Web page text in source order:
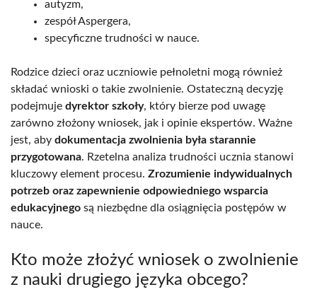
autyzm,
zespół Aspergera,
specyficzne trudności w nauce.
Rodzice dzieci oraz uczniowie pełnoletni mogą również
składać wnioski o takie zwolnienie. Ostateczną decyzję
podejmuje dyrektor szkoły, który bierze pod uwagę
zarówno złożony wniosek, jak i opinie ekspertów. Ważne
jest, aby dokumentacja zwolnienia była starannie
przygotowana. Rzetelna analiza trudności ucznia stanowi
kluczowy element procesu. Zrozumienie indywidualnych
potrzeb oraz zapewnienie odpowiedniego wsparcia
edukacyjnego są niezbędne dla osiągnięcia postępów w
nauce.
Kto może złożyć wniosek o zwolnienie
z nauki drugiego języka obcego?